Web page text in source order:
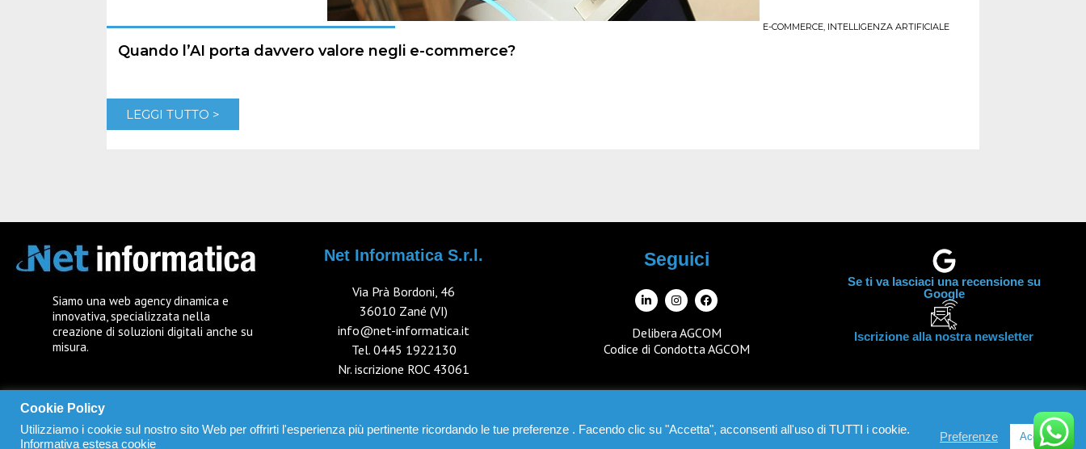
E-COMMERCE, INTELLIGENZA ARTIFICIALE
Quando l’AI porta davvero valore negli e-commerce?
LEGGI TUTTO >
Siamo una web agency dinamica e
innovativa, specializzata nella
creazione di soluzioni digitali anche su
misura.
Net Informatica S.r.l.
Via Prà Bordoni, 46
36010 Zané (VI)
info@net-informatica.it
Tel. 0445 1922130
Nr. iscrizione ROC 43061
Seguici
Delibera AGCOM
Codice di Condotta AGCOM
Se ti va lasciaci una recensione su
Google
Iscrizione alla nostra newsletter
IT03742880242
Cookie Policy
Utilizziamo i cookie sul nostro sito Web per offrirti l'esperienza più pertinente ricordando le tue preferenze . Facendo clic su "Accetta", acconsenti all'uso di TUTTI i cookie.
Informativa estesa cookie
Preferenze Accetta